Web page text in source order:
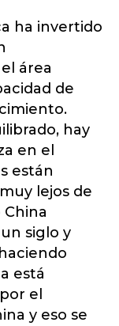
ha invertido
área
de
hay
en el
están
lejos de
China
siglo y
está
el
y eso se